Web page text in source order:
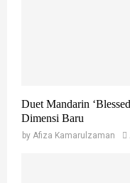
Duet Mandarin
Dimensi Baru
by Afiza Kamarulzaman